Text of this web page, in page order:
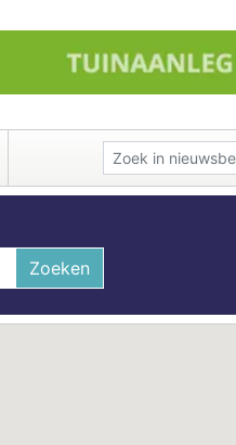
Zoeken